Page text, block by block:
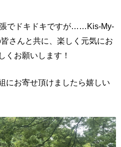
でドキドキですが……Kis-My-
さんと共に、楽しく元気にお
くお願いします！
にお寄せ頂けましたら嬉しい